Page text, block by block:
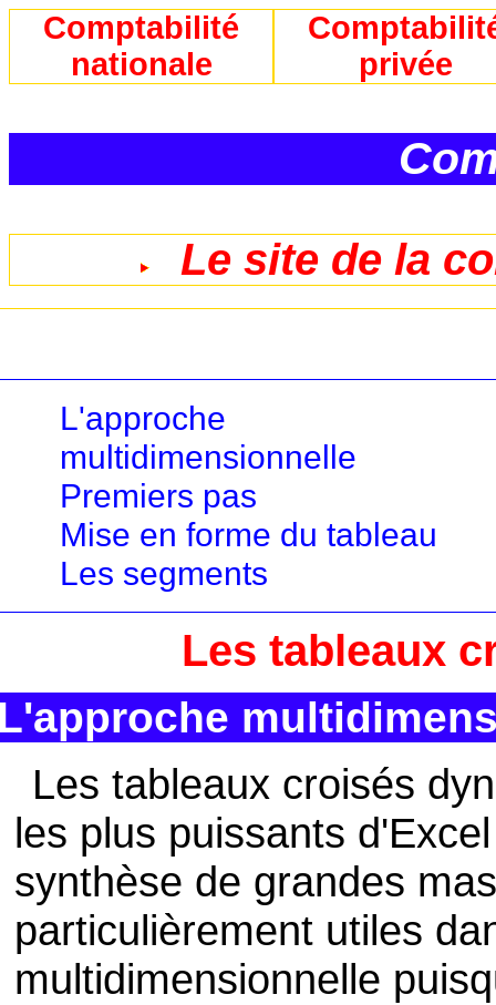
Comptabilité
nationale
privée
Le site de la
L'approche
multidimensionnelle
Premiers pas
Mise en forme du tableau
Les segments
Les tableaux
Les tableaux croisés
les plus puissants
synthèse de grandes
particulièrement utiles
multidimensionnelle